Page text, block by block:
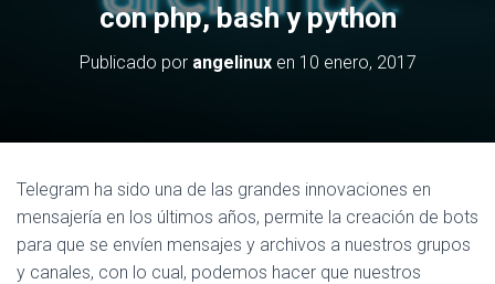
con php, bash y python
Publicado por angelinuxen 10 enero, 2017
Telegram ha sido una de las grandes innovaciones en
mensajería en los últimos años, permite la creación de bots
para que se envíen mensajes y archivos a nuestros grupos
y canales, con lo cual, podemos hacer que nuestros